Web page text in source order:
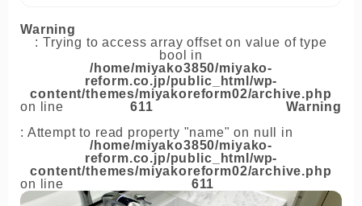
Warning
: Trying to access array offset on value of type
bool in
/home/miyako3850/miyako-
reform.co.jp/public_html/wp-
content/themes/miyakoreform02/archive.php
on line
611
Warning
: Attempt to read property "name" on null in
/home/miyako3850/miyako-
reform.co.jp/public_html/wp-
content/themes/miyakoreform02/archive.php
on line
611